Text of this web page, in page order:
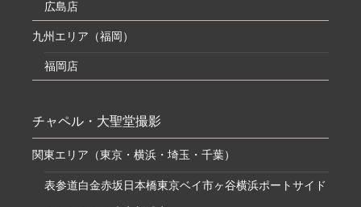
広島店
九州エリア（福岡）
福岡店
チャペル・大聖堂撮影
関東エリア（東京・横浜・埼玉・千葉）
表参道白金赤坂 日本橋東京ベイ市ヶ谷横浜ポートサイド